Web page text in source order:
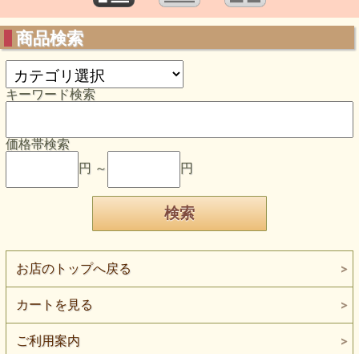
商品検索
キーワード検索
価格帯検索
円 ～
円
お店のトップへ戻る
カートを見る
ご利用案内